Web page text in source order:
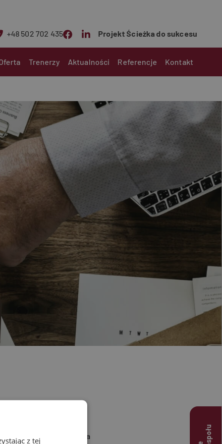
u
+48 502 702 435 Projekt Ścieżka do sukcesu
Trenerzy Aktualności Referencje Kontakt
ulubionych restauracji, a
z tej